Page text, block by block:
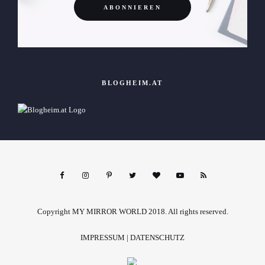
BLOGHEIM.AT
Copyright MY MIRROR WORLD 2018. All rights reserved.
IMPRESSUM | DATENSCHUTZ